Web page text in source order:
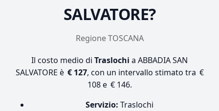
SALVATORE?
Regione TOSCANA
Il costo medio di Traslochi a ABBADIA SAN
SALVATORE è € 127, con un intervallo stimato tra €
108 e € 146.
Servizio: Traslochi